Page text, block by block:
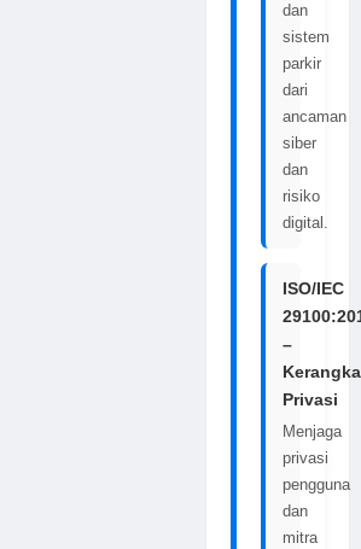
dan
sistem
parkir
dari
ancaman
siber
dan
risiko
digital.
ISO/IEC
–
Kerangka
Privasi
Menjaga
privasi
pengguna
dan
mitra